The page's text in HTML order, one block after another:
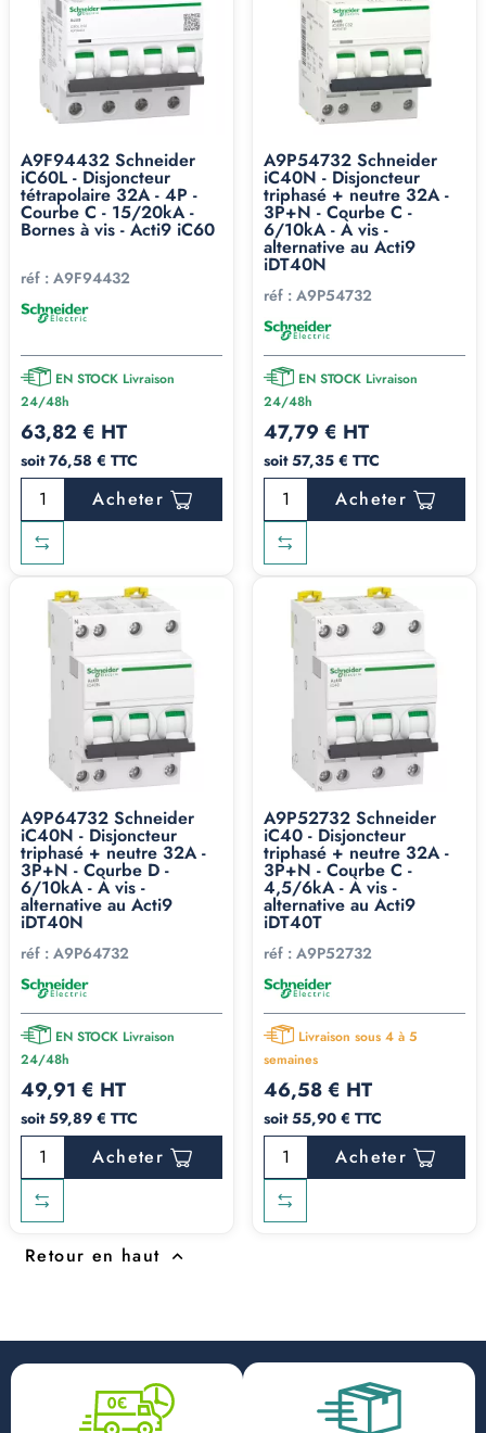
A9F94432 Schneider
iC60L - Disjoncteur
tétrapolaire 32A - 4P -
Courbe C - 15/20kA -
Bornes à vis - Acti9 iC60
réf : A9F94432
EN STOCK Livraison
24/48h
63,82 € HT
soit 76,58 € TTC
Acheter
A9P54732 Schneider
iC40N - Disjoncteur
triphasé + neutre 32A -
3P+N - Courbe C -
6/10kA - À vis -
alternative au Acti9
iDT40N
réf : A9P54732
EN STOCK Livraison
24/48h
47,79 € HT
soit 57,35 € TTC
Acheter
A9P64732 Schneider
iC40N - Disjoncteur
triphasé + neutre 32A -
3P+N - Courbe D -
6/10kA - À vis -
alternative au Acti9
iDT40N
réf : A9P64732
EN STOCK Livraison
24/48h
49,91 € HT
soit 59,89 € TTC
Acheter
A9P52732 Schneider
iC40 - Disjoncteur
triphasé + neutre 32A -
3P+N - Courbe C -
4,5/6kA - À vis -
alternative au Acti9
iDT40T
réf : A9P52732
Livraison sous 4 à 5
semaines
46,58 € HT
soit 55,90 € TTC
Acheter
Retour en haut 